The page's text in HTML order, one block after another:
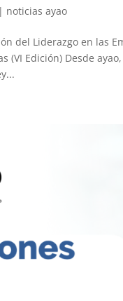
| noticias ayao
del Liderazgo en las
(VI Edición) Desde